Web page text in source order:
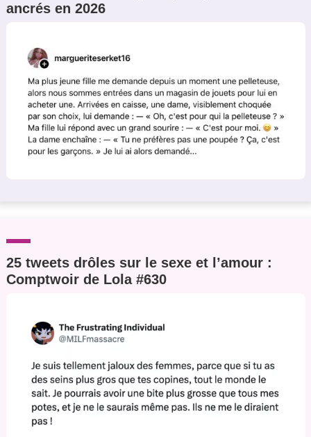
ancrés en 2026
25 tweets drôles sur le sexe et l’amour :
Comptwoir de Lola #630